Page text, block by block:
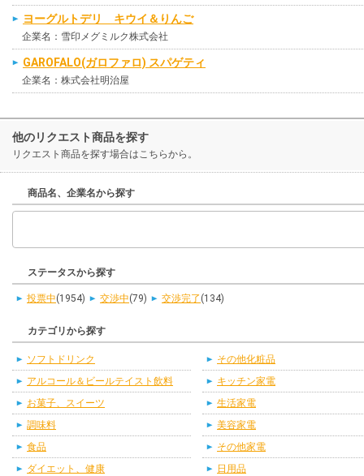
ヨーグルトデリ キウイ＆りんご
企業名：雪印メグミルク株式会社
GAROFALO(ガロファロ) スパゲティ
企業名：株式会社明治屋
他のリクエスト商品を探す
リクエスト商品を探す場合はこちらから。
商品名、企業名から探す
ステータスから探す
投票中(1954) 交渉中(79) 交渉完了 (134)
カテゴリから探す
ソフトドリンク
アルコール＆ビールテイスト飲料
お菓子、スイーツ
調味料
食品
ダイエット、健康
その他化粧品
キッチン家電
生活家電
美容家電
その他家電
日用品